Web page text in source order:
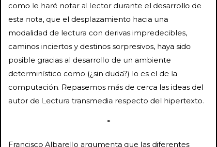
como le haré notar al lector durante el desarrollo de
esta nota, que el desplazamiento hacia una
modalidad de lectura con derivas impredecibles,
caminos inciertos y destinos sorpresivos, haya sido
posible gracias al desarrollo de un ambiente
determinístico como (¿sin duda?) lo es el de la
computación. Repasemos más de cerca las ideas del
autor de Lectura transmedia respecto del hipertexto.
*
Francisco Albarello argumenta que las diferentes